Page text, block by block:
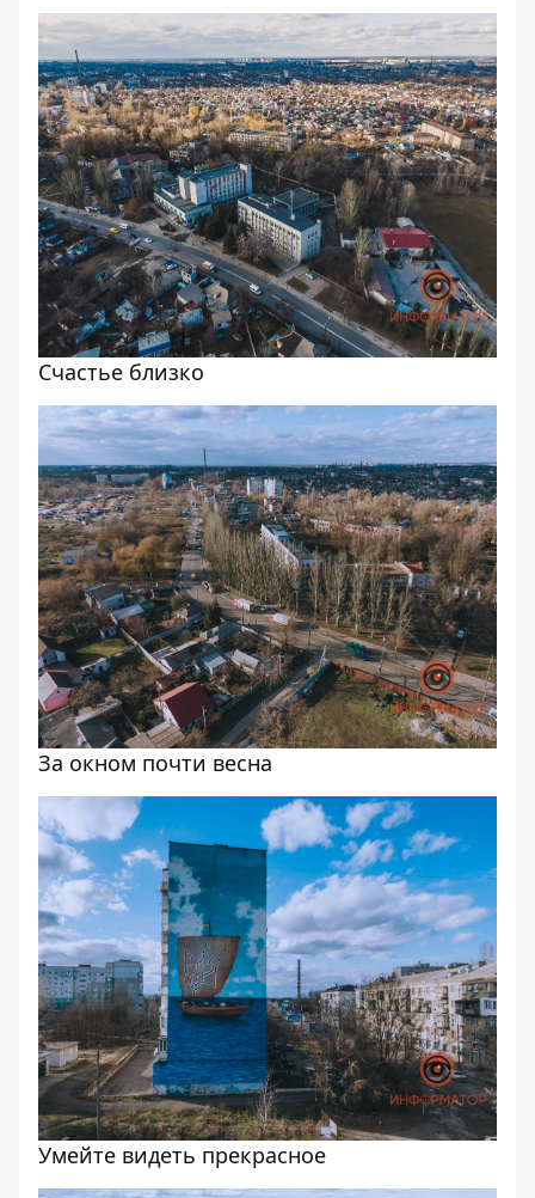
Счастье близко
За окном почти весна
Умейте видеть прекрасное